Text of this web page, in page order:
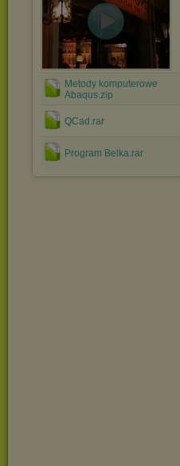
Metody komputerowe
Abaqus.zip
QCad.rar
Program Belka.rar